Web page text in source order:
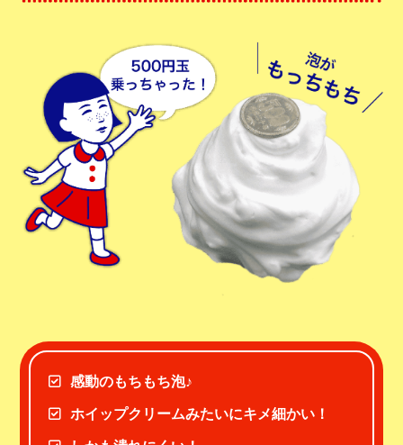
感動のもちもち泡♪
ホイップクリームみたいにキメ細かい！